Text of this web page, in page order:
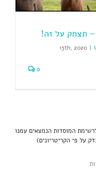
תצחק על זה!
|
0
המוסדות הנמצאים עמנו